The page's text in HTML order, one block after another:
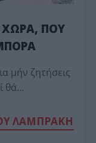
ΧΩΡΑ, ΠΟΥ
μήν ζητήσεις
θά…
ΛΑΜΠΡΑΚΗ